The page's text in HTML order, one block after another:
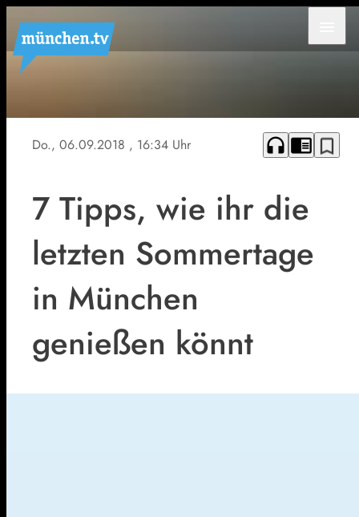
Do., 06.09.2018 , 16:34 Uhr headphones chrome_reader_mode bookmark_border
7 Tipps, wie ihr die
letzten Sommertage
in München
genießen könnt